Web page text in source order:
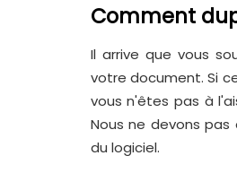
Comment
Il arrive que vous
votre document. Si
vous n'êtes pas à
Nous ne devons pas
du logiciel.